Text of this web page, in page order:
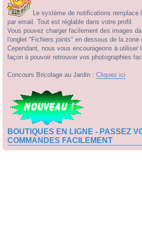
Le système de notifications remplace
par email. Tout est réglable dans votre profil.
Vous pouvez charger facilement des images
l'onglet "Fichiers joints" en dessous de la zone
Cependant, nous vous encourageons à utiliser
façon à pouvoir retrouver vos photographies
Concours Bricolage au Jardin : Cliquez ici
BOUTIQUES EN LIGNE - PASSEZ
COMMANDES FACILEMENT